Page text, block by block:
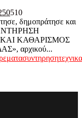
0510
δημοπράτησε και
ΚΑΘΑΡΙΣΜΟΣ
αρχικού...
ρεματασυντηρησητεχνικα